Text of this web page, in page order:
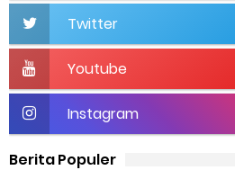
Twitter
Youtube
Instagram
Berita Populer